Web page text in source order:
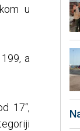
u
a
17“,